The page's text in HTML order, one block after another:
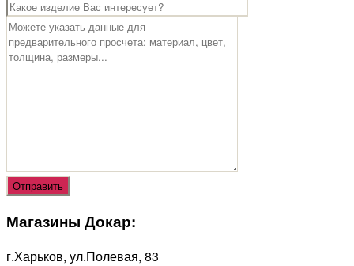
Магазины Докар:
г.Харьков, ул.Полевая, 83